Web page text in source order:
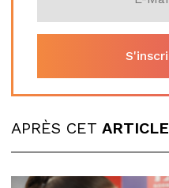
APRÈS CET ARTICLE